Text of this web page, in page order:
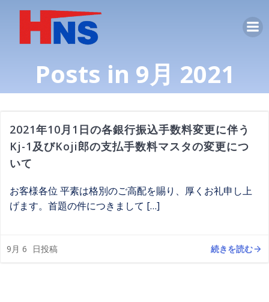
ツ
へ
ス
ッ
プ
Posts in 9月 2021
2021年10月1日の各銀行振込手数料変更に伴う
Kj-1及びKoji郎の支払手数料マスタの変更につ
いて
お客様各位 平素は格別のご高配を賜り、厚くお礼申し上
げます。首題の件につきまして […]
9月 6 日投稿 続きを読む